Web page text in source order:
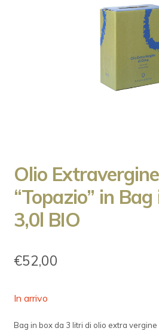
CLUB
CONTATTI
L’AZIENDA
Olio
“Topazio” in
3,0l BIO
€52,00
In arrivo
Bag in box da 3 litri di olio extra vergine